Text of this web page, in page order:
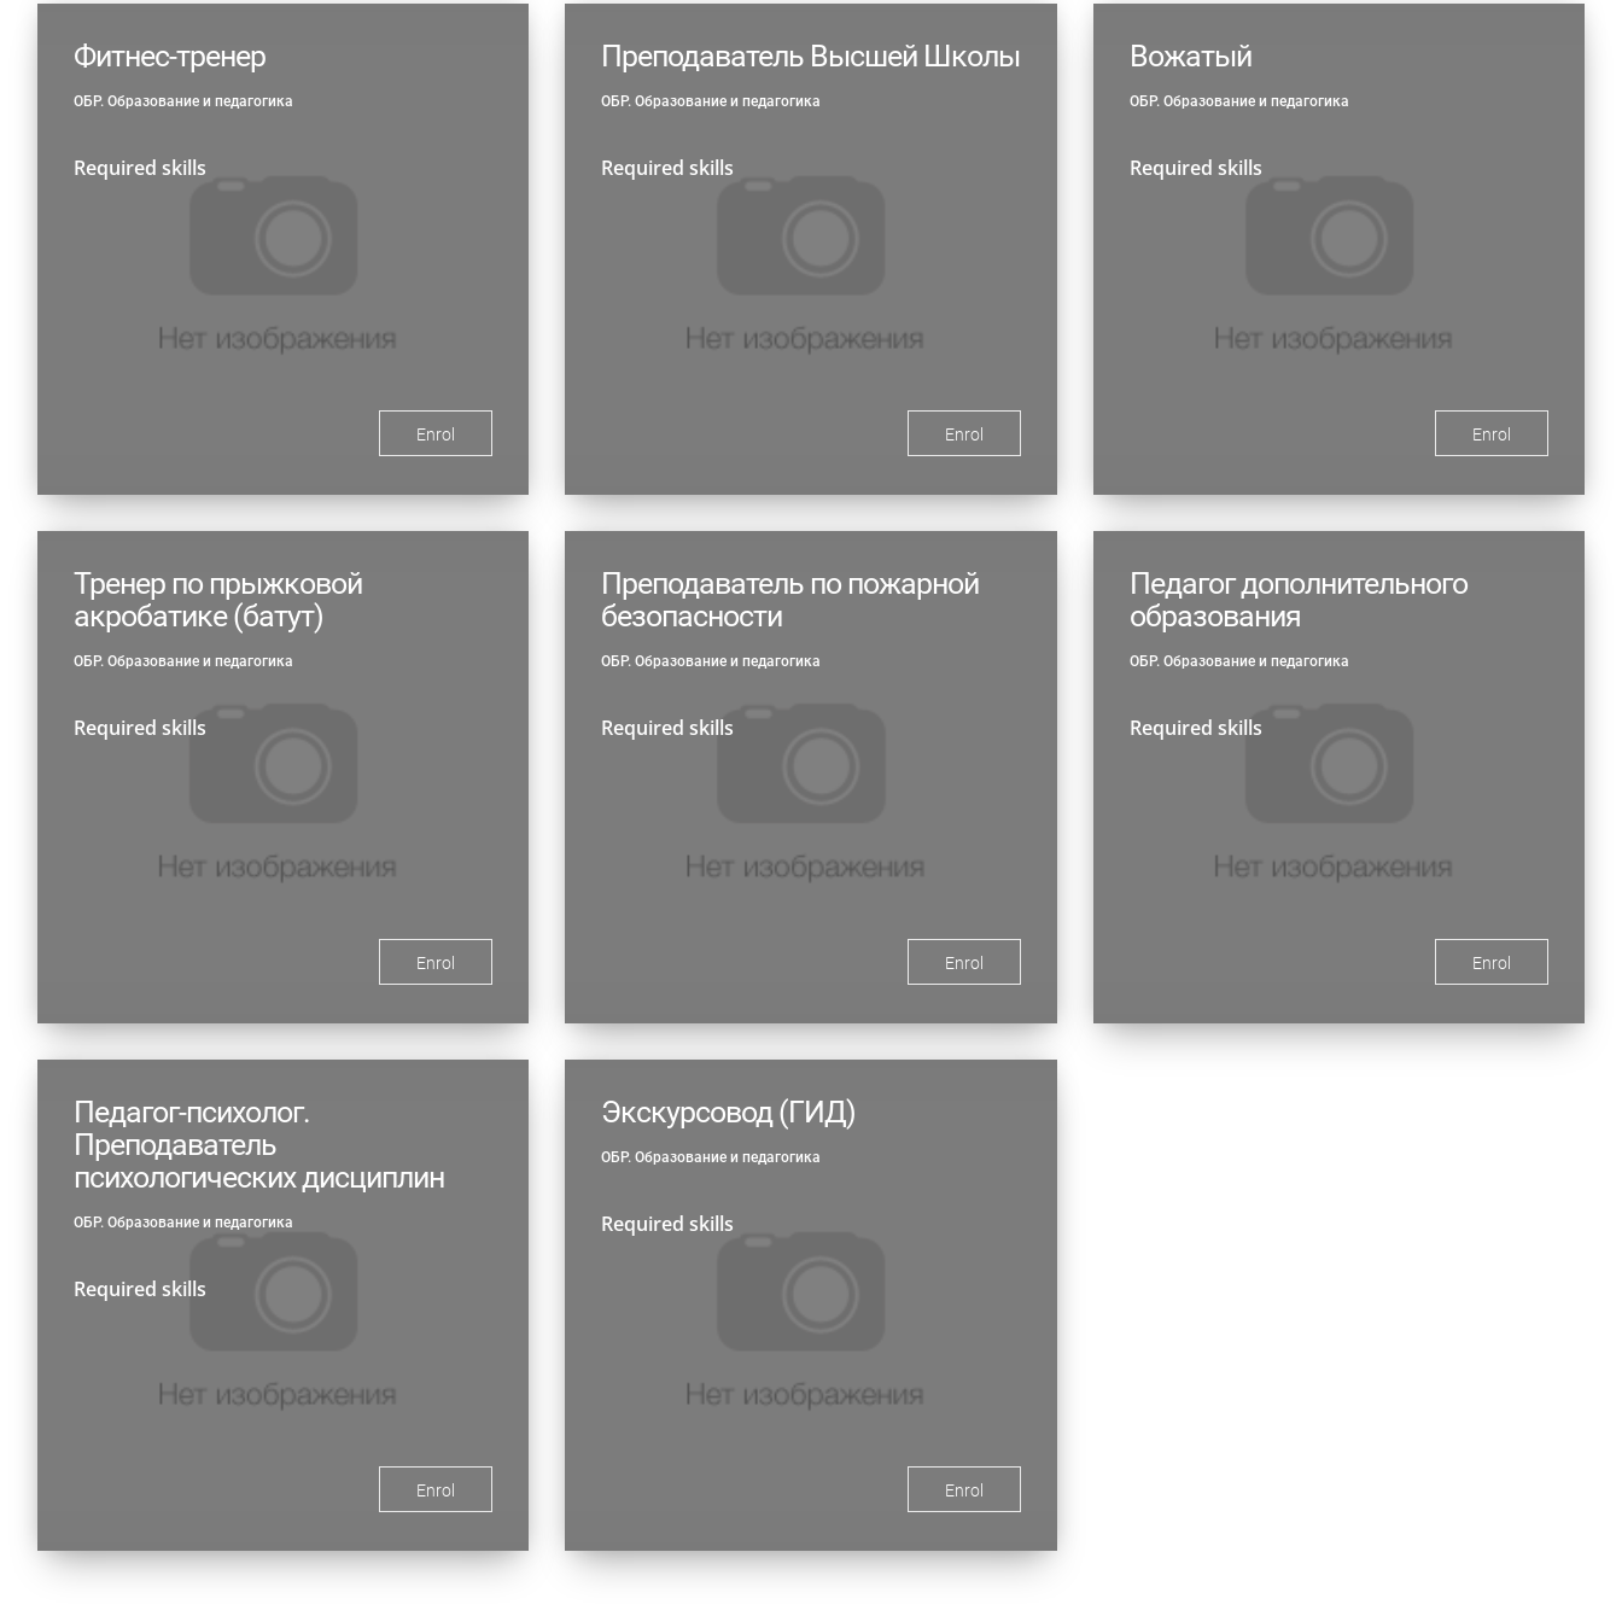
Фитнес-тренер
ОБР. Образование и педагогика
Required skills
Enrol
Преподаватель Высшей Школы
ОБР. Образование и педагогика
Required skills
Enrol
Вожатый
ОБР. Образование и педагогика
Required skills
Enrol
Тренер по прыжковой
акробатике (батут)
ОБР. Образование и педагогика
Required skills
Enrol
Преподаватель по пожарной
безопасности
ОБР. Образование и педагогика
Required skills
Enrol
Педагог дополнительного
образования
ОБР. Образование и педагогика
Required skills
Enrol
Педагог-психолог.
Преподаватель
психологических дисциплин
ОБР. Образование и педагогика
Required skills
Enrol
Экскурсовод (ГИД)
ОБР. Образование и педагогика
Required skills
Enrol